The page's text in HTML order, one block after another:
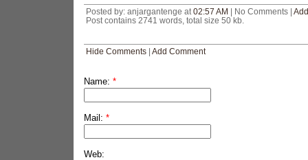
Posted by: anjargantenge at 02:57 AM | No Comments |
Post contains 2741 words, total size 50 kb.
Hide Comments| Add Comment
Name: *
Mail: *
Web: